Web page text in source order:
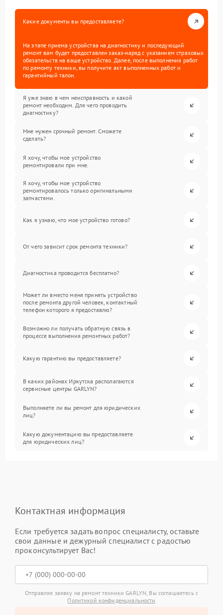
Какие документы вы предоставляете?
На этапе приема устройства на диагностику и последующий
ремонт вам будет предоставлен заказ-наряд с указанием страховых
обязательств на ваше устройство. Далее, после выполнения работ
по ремонту техники, вы получите акт выполненных работ и
гарантийный талон.
Я уже знаю в чем неисправность и какой
ремонт необходим. Для чего проводить
диагностику?
Мне нужен срочный ремонт. Сможете
сделать?
Я хочу, чтобы мое устройство
ремонтировали при мне.
Я хочу, чтобы мое устройство
ремонтировалось только оригинальными
запчастями.
Как я узнаю, что мое устройство готово?
От чего зависит срок ремонта техники?
Диагностика проводится бесплатно?
Может ли вместо меня принять устройство
после ремонта другой человек, контактный
телефон которого я предоставлю?
Возможно ли получать обратную связь в
процессе выполнения ремонтных работ?
Какую гарантию вы предоставляете?
В каких районах Иркутска располагаются
сервисные центры GARLYN?
Выполняете ли вы ремонт для юридических
лиц?
Какую документацию вы предоставляете
для юридических лиц?
Контактная информация
Если требуется задать вопрос специалисту, оставьте
свои данные и дежурный специалист с радостью
проконсультирует Вас!
Отправляя заявку на ремонт техники GARLYN, Вы соглашаетесь с
Политикой конфиденциальности